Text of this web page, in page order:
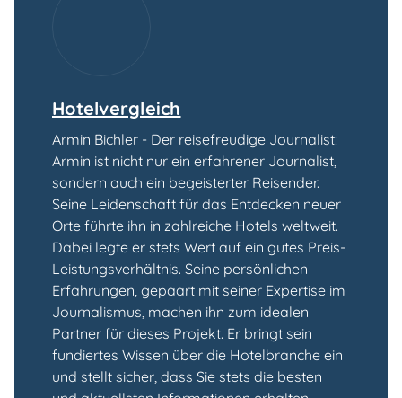
Hotelvergleich
Armin Bichler - Der reisefreudige Journalist:
Armin ist nicht nur ein erfahrener Journalist,
sondern auch ein begeisterter Reisender.
Seine Leidenschaft für das Entdecken neuer
Orte führte ihn in zahlreiche Hotels weltweit.
Dabei legte er stets Wert auf ein gutes Preis-
Leistungsverhältnis. Seine persönlichen
Erfahrungen, gepaart mit seiner Expertise im
Journalismus, machen ihn zum idealen
Partner für dieses Projekt. Er bringt sein
fundiertes Wissen über die Hotelbranche ein
und stellt sicher, dass Sie stets die besten